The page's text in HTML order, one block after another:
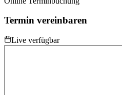
Termin vereinbaren
Live verfügbar